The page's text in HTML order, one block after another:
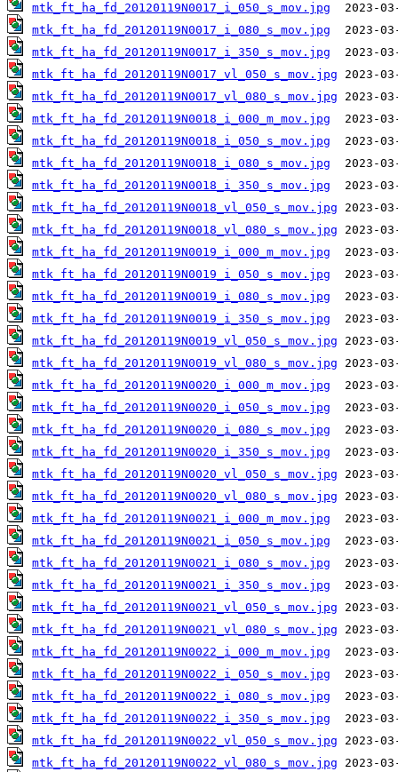
mtk_ft_ha_fd_20120119N0017_i_050_s_mov.jpg
mtk_ft_ha_fd_20120119N0017_i_080_s_mov.jpg
mtk_ft_ha_fd_20120119N0017_i_350_s_mov.jpg
mtk_ft_ha_fd_20120119N0017_vl_050_s_mov.jpg
mtk_ft_ha_fd_20120119N0017_vl_080_s_mov.jpg
mtk_ft_ha_fd_20120119N0018_i_000_m_mov.jpg
mtk_ft_ha_fd_20120119N0018_i_050_s_mov.jpg
mtk_ft_ha_fd_20120119N0018_i_080_s_mov.jpg
mtk_ft_ha_fd_20120119N0018_i_350_s_mov.jpg
mtk_ft_ha_fd_20120119N0018_vl_050_s_mov.jpg
mtk_ft_ha_fd_20120119N0018_vl_080_s_mov.jpg
mtk_ft_ha_fd_20120119N0019_i_000_m_mov.jpg
mtk_ft_ha_fd_20120119N0019_i_050_s_mov.jpg
mtk_ft_ha_fd_20120119N0019_i_080_s_mov.jpg
mtk_ft_ha_fd_20120119N0019_i_350_s_mov.jpg
mtk_ft_ha_fd_20120119N0019_vl_050_s_mov.jpg
mtk_ft_ha_fd_20120119N0019_vl_080_s_mov.jpg
mtk_ft_ha_fd_20120119N0020_i_000_m_mov.jpg
mtk_ft_ha_fd_20120119N0020_i_050_s_mov.jpg
mtk_ft_ha_fd_20120119N0020_i_080_s_mov.jpg
mtk_ft_ha_fd_20120119N0020_i_350_s_mov.jpg
mtk_ft_ha_fd_20120119N0020_vl_050_s_mov.jpg
mtk_ft_ha_fd_20120119N0020_vl_080_s_mov.jpg
mtk_ft_ha_fd_20120119N0021_i_000_m_mov.jpg
mtk_ft_ha_fd_20120119N0021_i_050_s_mov.jpg
mtk_ft_ha_fd_20120119N0021_i_080_s_mov.jpg
mtk_ft_ha_fd_20120119N0021_i_350_s_mov.jpg
mtk_ft_ha_fd_20120119N0021_vl_050_s_mov.jpg
mtk_ft_ha_fd_20120119N0021_vl_080_s_mov.jpg
mtk_ft_ha_fd_20120119N0022_i_000_m_mov.jpg
mtk_ft_ha_fd_20120119N0022_i_050_s_mov.jpg
mtk_ft_ha_fd_20120119N0022_i_080_s_mov.jpg
mtk_ft_ha_fd_20120119N0022_i_350_s_mov.jpg
mtk_ft_ha_fd_20120119N0022_vl_050_s_mov.jpg
mtk_ft_ha_fd_20120119N0022_vl_080_s_mov.jpg